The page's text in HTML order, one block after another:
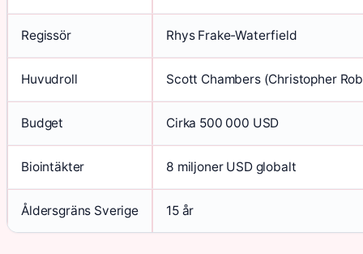
Regissör Rhys Frake-Waterfield
Huvudroll Scott Chambers (Christopher
Budget Cirka 500 000 USD
Biointäkter 8 miljoner USD globalt
Åldersgräns Sverige 15 år